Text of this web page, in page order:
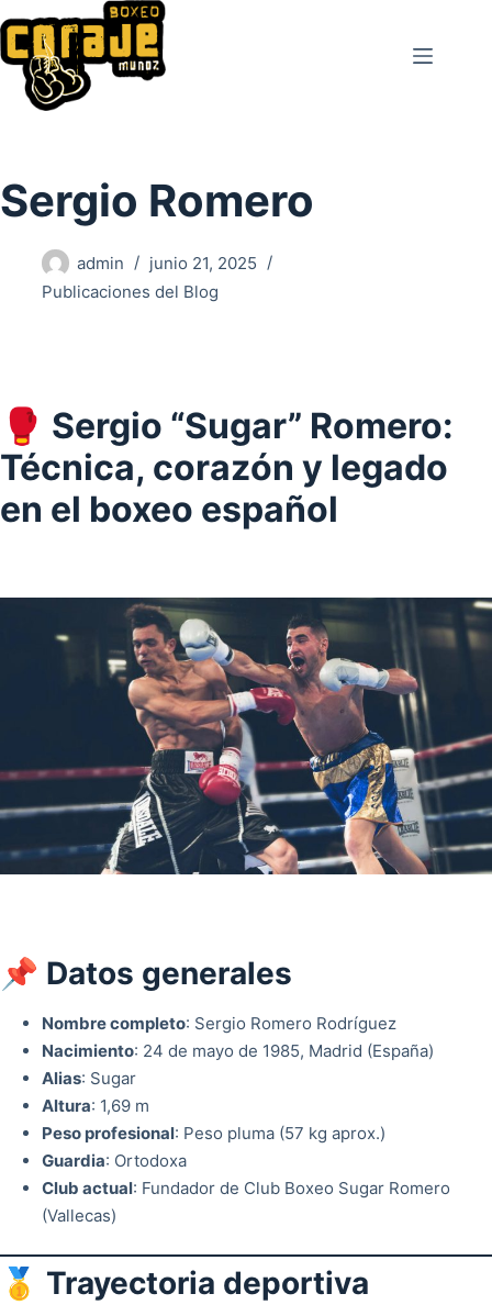
Saltar
al
contenido
Sergio Romero
admin
junio 21, 2025
Publicaciones del Blog
🥊 Sergio “Sugar” Romero:
Técnica, corazón y legado
en el boxeo español
📌 Datos generales
Nombre completo: Sergio Romero Rodríguez
Nacimiento: 24 de mayo de 1985, Madrid (España)
Alias: Sugar
Altura: 1,69 m
Peso profesional: Peso pluma (57 kg aprox.)
Guardia: Ortodoxa
Club actual: Fundador de Club Boxeo Sugar Romero
(Vallecas)
🥇 Trayectoria deportiva